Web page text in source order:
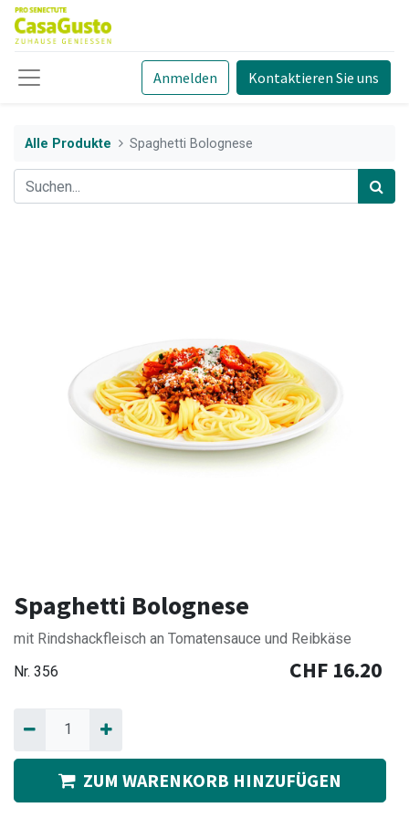
Anmelden Kontaktieren Sie uns
Alle Produkte Spaghetti Bolognese
Spaghetti Bolognese
mit Rindshackfleisch an Tomatensauce und Reibkäse
Nr. 356 CHF 16.20
ZUM WARENKORB HINZUFÜGEN